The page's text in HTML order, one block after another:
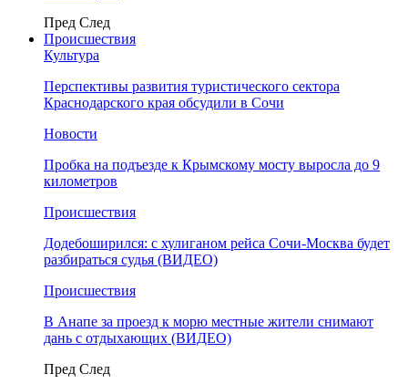
Пред След
Происшествия
Культура
Перспективы развития туристического сектора
Краснодарского края обсудили в Сочи
Новости
Пробка на подъезде к Крымскому мосту выросла до 9
километров
Происшествия
Додебоширился: с хулиганом рейса Сочи-Москва будет
разбираться судья (ВИДЕО)
Происшествия
В Анапе за проезд к морю местные жители снимают
дань с отдыхающих (ВИДЕО)
Пред След